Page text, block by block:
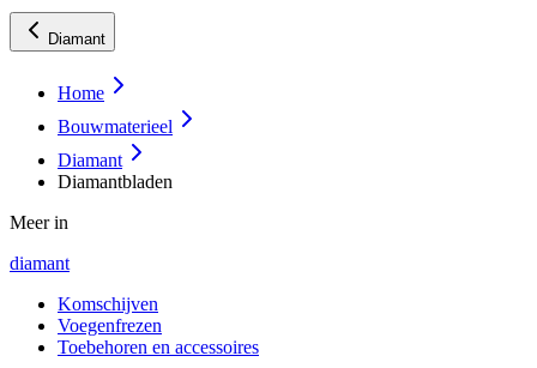
Diamant
Home
Bouwmaterieel
Diamant
Diamantbladen
Meer in
diamant
Komschijven
Voegenfrezen
Toebehoren en accessoires